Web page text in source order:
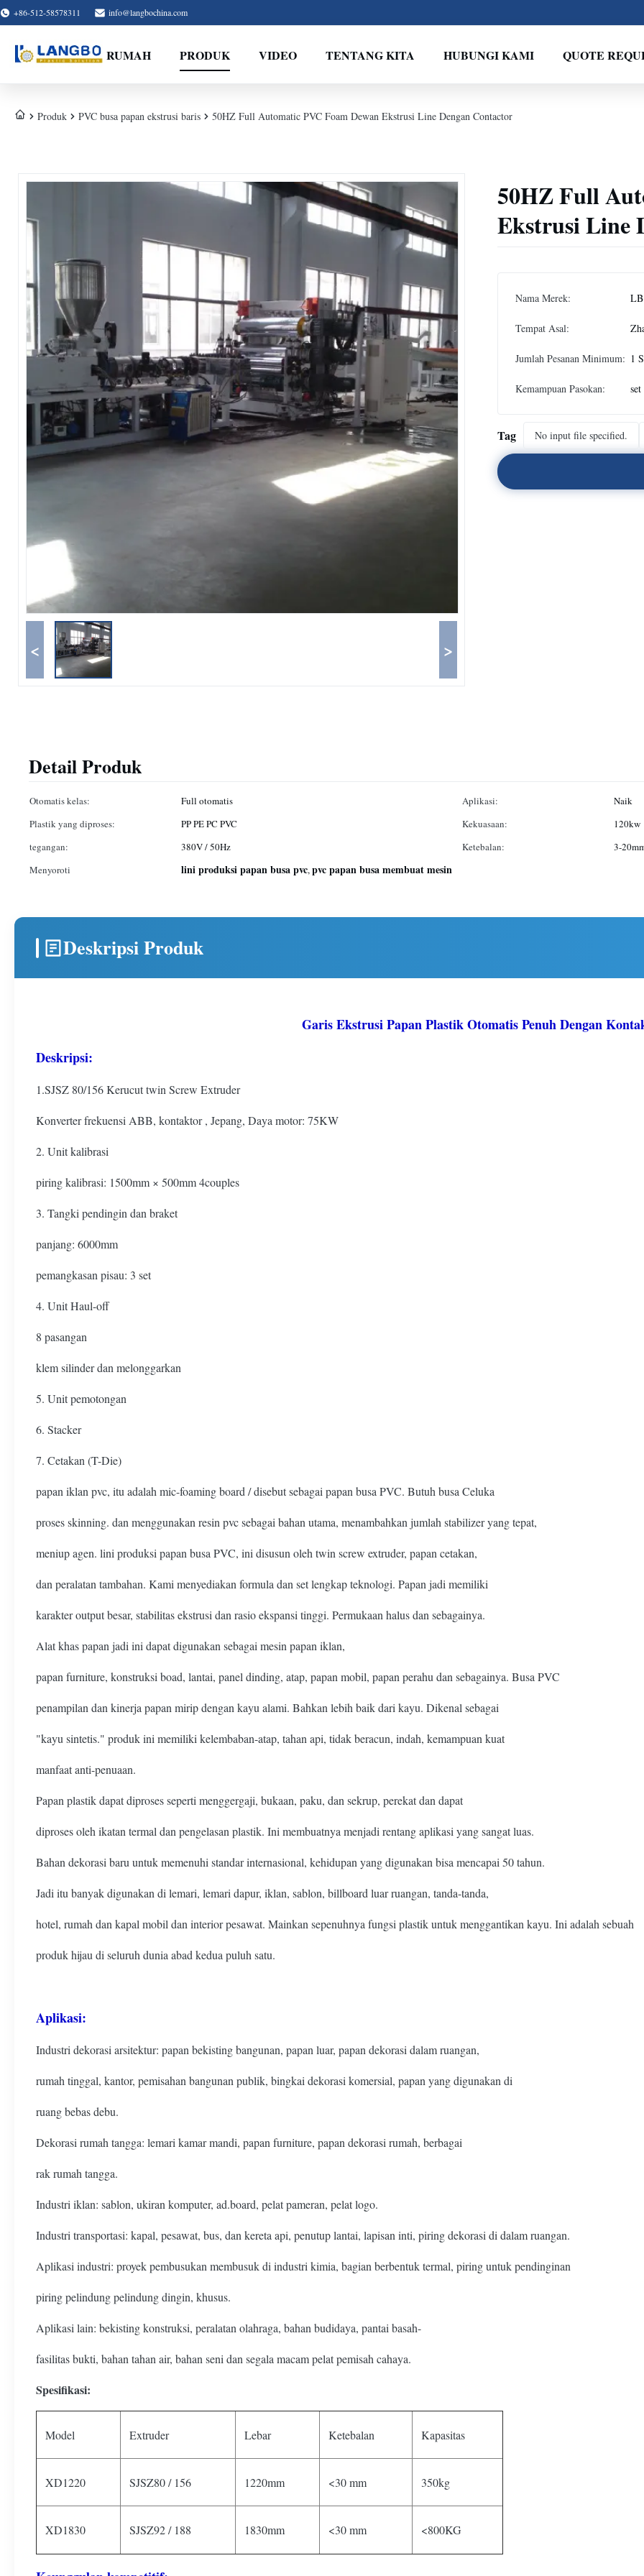
+86-512-58578311 info@langbochina.com
RUMAH PRODUK VIDEO TENTANG KITA HUBUNGI KAMI QUOTE
Produk PVC busa papan ekstrusi baris 50HZ Full Automatic PVC Foam Dewan Ekstrusi Line Dengan Contactor
< >
50HZ Full
Ekstrusi Line
Nama Merek: LB
Tempat Asal:
Jumlah Pesanan Minimum: 1
Kemampuan Pasokan:
Tag No input file specified.
Detail Produk
Otomatis kelas: Full otomatis Aplikasi:
Naik
Plastik yang diproses:
PP PE PC PVC Kekuasaan:
120kw
tegangan:
380V / 50Hz Ketebalan:
3-
Menyoroti
lini produksi papan busa pvc,pvc papan busa membuat mesin
Deskripsi Produk
Garis Ekstrusi Papan Plastik Otomatis Penuh Dengan
Deskripsi:
1.SJSZ 80/156 Kerucut twin Screw Extruder
Konverter frekuensi ABB, kontaktor , Jepang, Daya motor: 75KW
2. Unit kalibrasi
piring kalibrasi: 1500mm × 500mm 4couples
3. Tangki pendingin dan braket
panjang: 6000mm
pemangkasan pisau: 3 set
4. Unit Haul-off
8 pasangan
klem silinder dan melonggarkan
5. Unit pemotongan
6. Stacker
7. Cetakan (T-Die)
papan iklan pvc, itu adalah mic-foaming board / disebut sebagai papan busa PVC. Butuh busa Celuka
proses skinning. dan menggunakan resin pvc sebagai bahan utama, menambahkan jumlah stabilizer yang tepat,
meniup agen. lini produksi papan busa PVC, ini disusun oleh twin screw extruder, papan cetakan,
dan peralatan tambahan. Kami menyediakan formula dan set lengkap teknologi. Papan jadi memiliki
karakter output besar, stabilitas ekstrusi dan rasio ekspansi tinggi. Permukaan halus dan sebagainya.
Alat khas papan jadi ini dapat digunakan sebagai mesin papan iklan,
papan furniture, konstruksi boad, lantai, panel dinding, atap, papan mobil, papan perahu dan sebagainya. Busa PVC
penampilan dan kinerja papan mirip dengan kayu alami. Bahkan lebih baik dari kayu. Dikenal sebagai
"kayu sintetis." produk ini memiliki kelembaban-atap, tahan api, tidak beracun, indah, kemampuan kuat
manfaat anti-penuaan.
Papan plastik dapat diproses seperti menggergaji, bukaan, paku, dan sekrup, perekat dan dapat
diproses oleh ikatan termal dan pengelasan plastik. Ini membuatnya menjadi rentang aplikasi yang sangat luas.
Bahan dekorasi baru untuk memenuhi standar internasional, kehidupan yang digunakan bisa mencapai 50 tahun.
Jadi itu banyak digunakan di lemari, lemari dapur, iklan, sablon, billboard luar ruangan, tanda-tanda,
hotel, rumah dan kapal mobil dan interior pesawat. Mainkan sepenuhnya fungsi plastik untuk menggantikan kayu. Ini adalah sebuah
produk hijau di seluruh dunia abad kedua puluh satu.
Aplikasi:
Industri dekorasi arsitektur: papan bekisting bangunan, papan luar, papan dekorasi dalam ruangan,
rumah tinggal, kantor, pemisahan bangunan publik, bingkai dekorasi komersial, papan yang digunakan di
ruang bebas debu.
Dekorasi rumah tangga: lemari kamar mandi, papan furniture, papan dekorasi rumah, berbagai
rak rumah tangga.
Industri iklan: sablon, ukiran komputer, ad.board, pelat pameran, pelat logo.
Industri transportasi: kapal, pesawat, bus, dan kereta api, penutup lantai, lapisan inti, piring dekorasi di dalam ruangan.
Aplikasi industri: proyek pembusukan membusuk di industri kimia, bagian berbentuk termal, piring untuk pendinginan
piring pelindung pelindung dingin, khusus.
Aplikasi lain: bekisting konstruksi, peralatan olahraga, bahan budidaya, pantai basah-
fasilitas bukti, bahan tahan air, bahan seni dan segala macam pelat pemisah cahaya.
Spesifikasi:
Model Extruder Lebar Ketebalan Kapasitas
XD1220 SJSZ80 / 156 1220mm <30 mm 350kg
XD1830 SJSZ92 / 188 1830mm <30 mm <800KG